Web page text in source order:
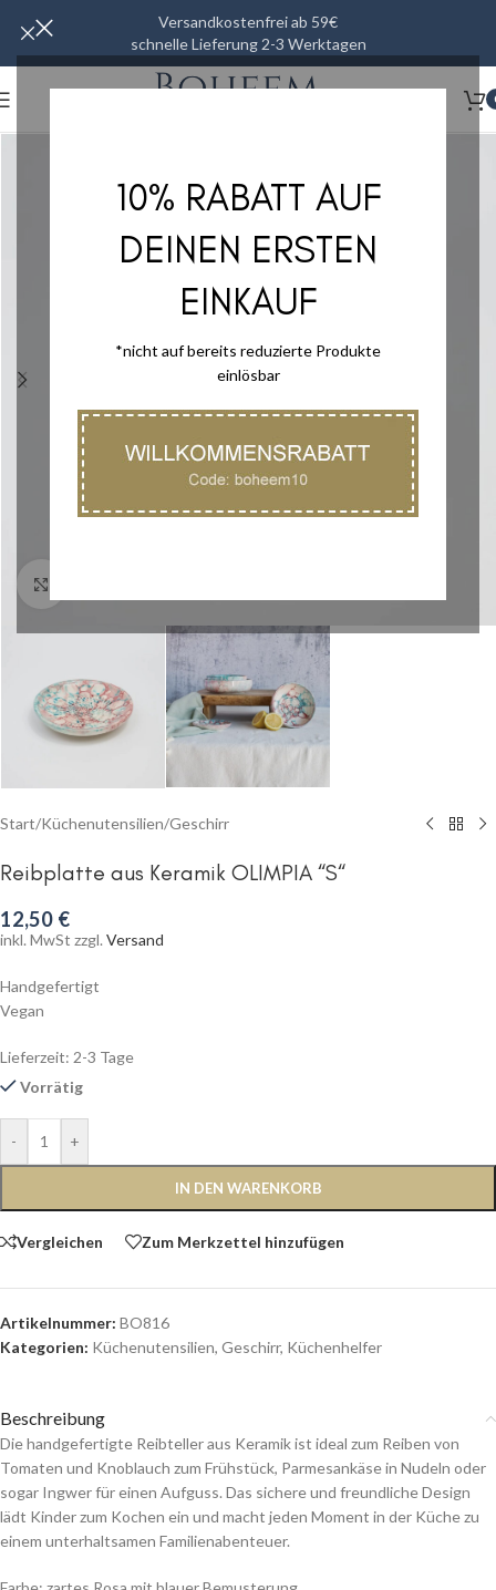
10% RABATT AUF
DEINEN ERSTEN
EINKAUF
*nicht auf bereits reduzierte Produkte
einlösbar
Versandkostenfrei ab 59€
schnelle Lieferung 2-3 Werktagen
Start/Küchenutensilien/Geschirr
Reibplatte aus Keramik OLIMPIA “S“
12,50 €
inkl. MwSt zzgl. Versand
Handgefertigt
Vegan
Lieferzeit: 2-3 Tage
Vorrätig
- +
IN DEN WARENKORB
Vergleichen Zum Merkzettel hinzufügen
Artikelnummer: BO816
Kategorien: Küchenutensilien, Geschirr, Küchenhelfer
Beschreibung
Die handgefertigte Reibteller aus Keramik ist ideal zum Reiben von
Tomaten und Knoblauch zum Frühstück, Parmesankäse in Nudeln oder
sogar Ingwer für einen Aufguss. Das sichere und freundliche Design
lädt Kinder zum Kochen ein und macht jeden Moment in der Küche zu
einem unterhaltsamen Familienabenteuer.